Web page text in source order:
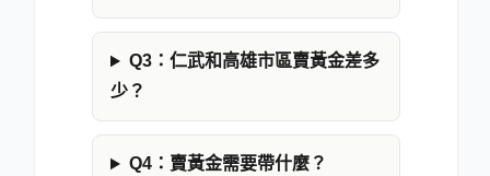
Q3：仁武和高雄市區賣黃金差多
少？
Q4：賣黃金需要帶什麼？